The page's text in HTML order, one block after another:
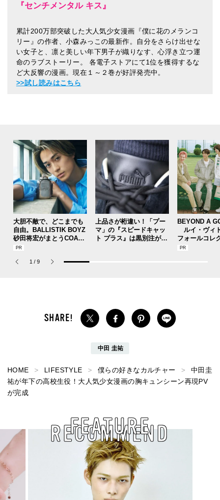
『センチメンタル キス』
累計200万部突破した大人気少女漫画『僕に花のメランコ
リー』の作者、小森みっこの最新作。自分をさらけ出せな
い女子と、凛と美しい年下男子が織りなす、心浮き立つ運
命のラブストーリー。 各電子ストアにて1位を獲得するな
ど大反響の漫画。現在１～２巻が好評発売中。
>>試し読みはこちら
大胆不敵で、どこまでも
自由。BALLISTIK BOYZ
砂田将宏がまとうCOACH
の新作フレグランス「コ
パルファム」
上品さが桁違い！「プー
マ」の『スピードキャッ
ト プラス』は黒別注が狙
BEYOND A
ルイ・ヴィ
フォールコレ
描くプレッピ
1 / 9
中田 圭祐
HOME LIFESTYLE 僕らの好きなカルチャー
中田圭
祐が年下の高校生役！大人気少女漫画の胸キュンシーン再現PV
が完成
RECOMMEND
FEATURE